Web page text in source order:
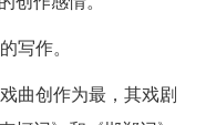
写作。
曲创作为最，其戏剧